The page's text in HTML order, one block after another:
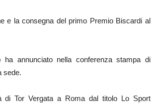
e la consegna del primo Premio Biscardi al
annunciato nella conferenza stampa di
sede.
di Tor Vergata a Roma dal titolo Lo Sport